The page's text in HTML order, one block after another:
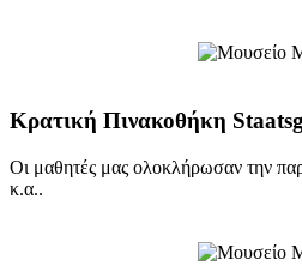
Κρατική Πινακοθήκη
Οι μαθητές μας ολοκλήρωσαν την
κ.α..